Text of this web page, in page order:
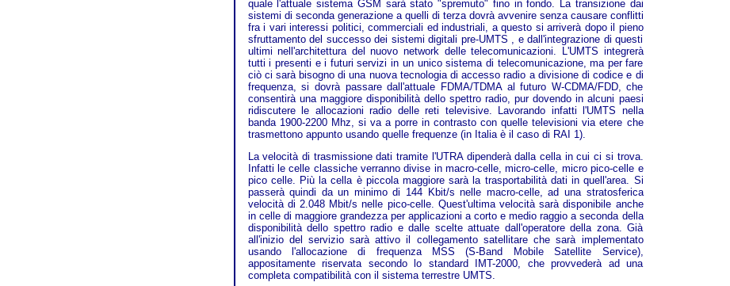
quale l'attuale sistema GSM sarà stato "spremuto" fino in fondo. La transizione dai
sistemi di seconda generazione a quelli di terza dovrà avvenire senza causare conflitti
fra i vari interessi politici, commerciali ed industriali, a questo si arriverà dopo il pieno
sfruttamento del successo dei sistemi digitali pre-UMTS , e dall'integrazione di questi
ultimi nell'architettura del nuovo network delle telecomunicazioni. L'UMTS integrerà
tutti i presenti e i futuri servizi in un unico sistema di telecomunicazione, ma per fare
ciò ci sarà bisogno di una nuova tecnologia di accesso radio a divisione di codice e di
frequenza, si dovrà passare dall'attuale FDMA/TDMA al futuro W-CDMA/FDD, che
consentirà una maggiore disponibilità dello spettro radio, pur dovendo in alcuni paesi
ridiscutere le allocazioni radio delle reti televisive. Lavorando infatti l'UMTS nella
banda 1900-2200 Mhz, si va a porre in contrasto con quelle televisioni via etere che
trasmettono appunto usando quelle frequenze (in Italia è il caso di RAI 1).
La velocità di trasmissione dati tramite l'UTRA dipenderà dalla cella in cui ci si trova.
Infatti le celle classiche verranno divise in macro-celle, micro-celle, micro pico-celle e
pico celle. Più la cella è piccola maggiore sarà la trasportabilità dati in quell'area. Si
passerà quindi da un minimo di 144 Kbit/s nelle macro-celle, ad una stratosferica
velocità di 2.048 Mbit/s nelle pico-celle. Quest'ultima velocità sarà disponibile anche
in celle di maggiore grandezza per applicazioni a corto e medio raggio a seconda della
disponibilità dello spettro radio e dalle scelte attuate dall'operatore della zona. Già
all'inizio del servizio sarà attivo il collegamento satellitare che sarà implementato
usando l'allocazione di frequenza MSS (S-Band Mobile Satellite Service),
appositamente riservata secondo lo standard IMT-2000, che provvederà ad una
completa compatibilità con il sistema terrestre UMTS.